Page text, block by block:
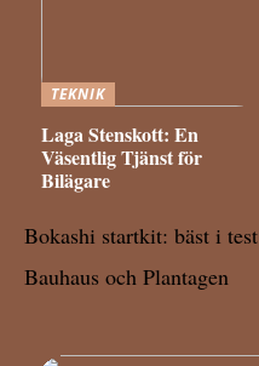
TEKNIK
Laga Stenskott: En
Väsentlig Tjänst för
Bilägare
Bokashi startkit: bäst i
Bauhaus och Plantagen